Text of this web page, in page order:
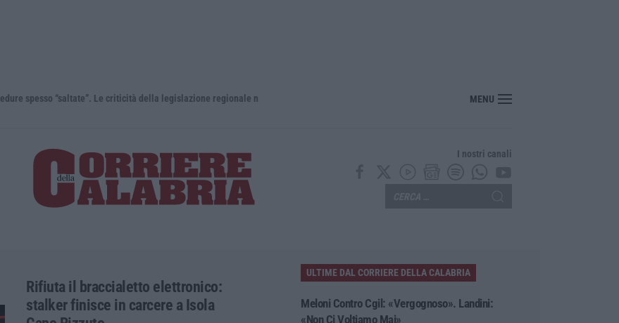
“Carenze informative” e procedure spesso “saltate”. Le criticità della legislazione regionale nel 2025 Travolge i ciclisti e poi torna indietro per investirli ancora: fermato
MENU
I nostri canali
Rifiuta il braccialetto elettronico:
stalker finisce in carcere a Isola
ULTIME DAL CORRIERE DELLA CALABRIA
Meloni Contro Cgil: «Vergognoso». Landini:
«Non Ci Voltiamo Mai»